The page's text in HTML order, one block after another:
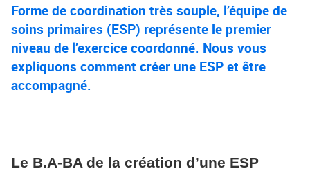
Forme de coordination très souple, l’équipe de
soins primaires (ESP) représente le premier
niveau de l’exercice coordonné. Nous vous
expliquons comment créer une ESP et être
accompagné.
Le B.A-BA de la création d’une ESP